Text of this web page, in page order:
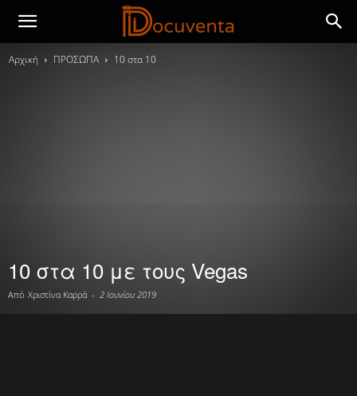
Αρχική ΠΡΟΣΩΠΑ 10 στα 10
10 στα 10 με τους Vegas
Από Χριστίνα Καρρά - 2 Ιουνίου 2019